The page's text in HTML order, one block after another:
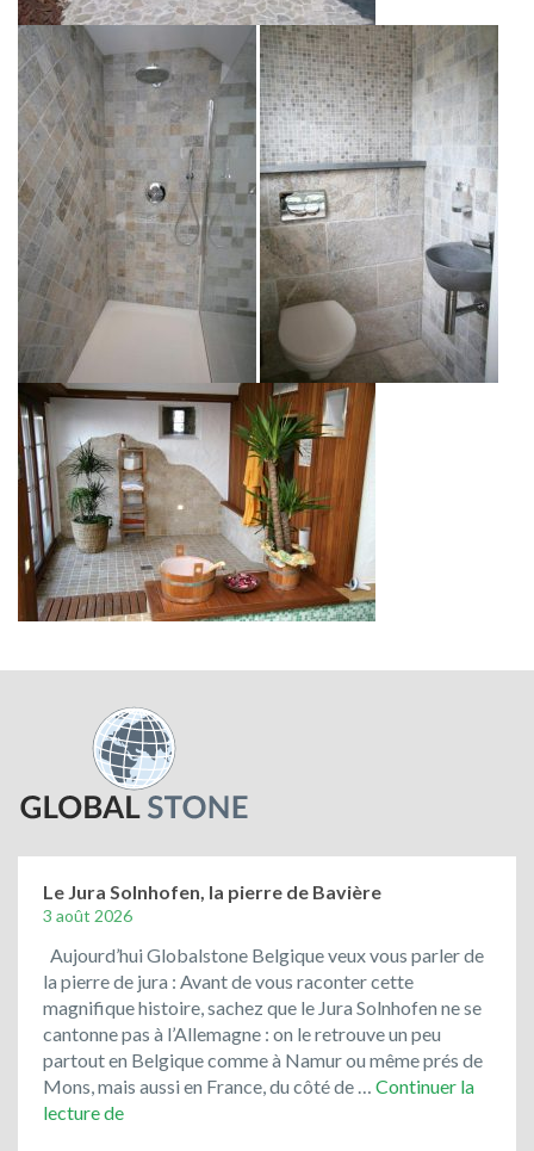
Le Jura Solnhofen, la pierre de Bavière
3 août 2026
Aujourd’hui Globalstone Belgique veux vous parler de
la pierre de jura : Avant de vous raconter cette
magnifique histoire, sachez que le Jura Solnhofen ne se
cantonne pas à l’Allemagne : on le retrouve un peu
partout en Belgique comme à Namur ou même prés de
Mons, mais aussi en France, du côté de … Continuer la
lecture deLe